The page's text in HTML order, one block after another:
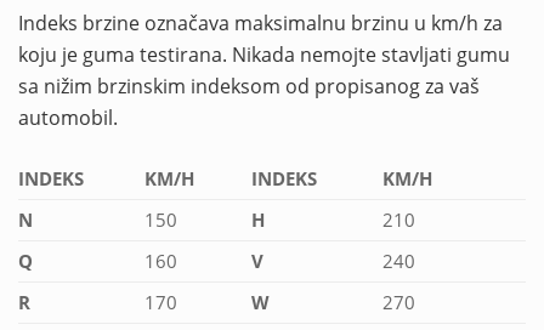
Indeks brzine označava maksimalnu brzinu u km/h za
koju je guma testirana. Nikada nemojte stavljati gumu
sa nižim brzinskim indeksom od propisanog za vaš
automobil.
INDEKS KM/H INDEKS
KM/H
N
150 H
210
Q
160 V
240
R
170 W
270